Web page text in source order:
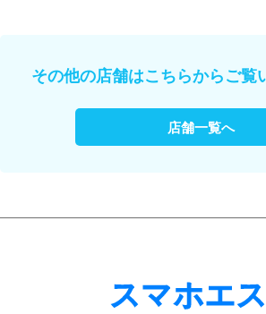
その他の店舗はこちらからご覧
店舗一覧へ